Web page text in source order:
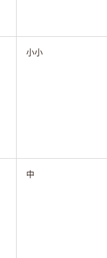
小小
中